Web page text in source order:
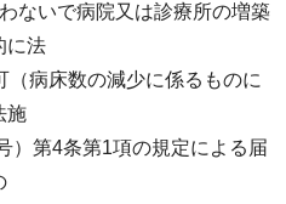
ないで病院又は診療所の増築
に法
病床数の減少に係るものに
施
）第4条第1項の規定による届